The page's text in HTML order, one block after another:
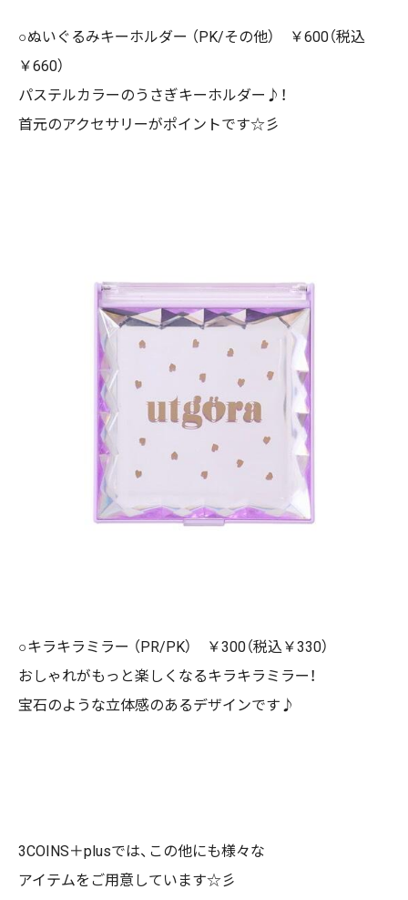
○ぬいぐるみキーホルダー （PK/その他） ￥600（税込
￥660）
パステルカラーのうさぎキーホルダー♪！
首元のアクセサリーがポイントです☆彡
○キラキラミラー （PR/PK） ￥300（税込￥330）
おしゃれがもっと楽しくなるキラキラミラー！
宝石のような立体感のあるデザインです♪
3COINS＋plusでは、この他にも様々な
アイテムをご用意しています☆彡